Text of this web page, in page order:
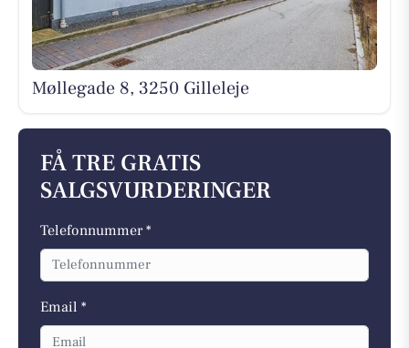
Møllegade 8, 3250 Gilleleje
FÅ TRE GRATIS
SALGSVURDERINGER
Telefonnummer *
Email *